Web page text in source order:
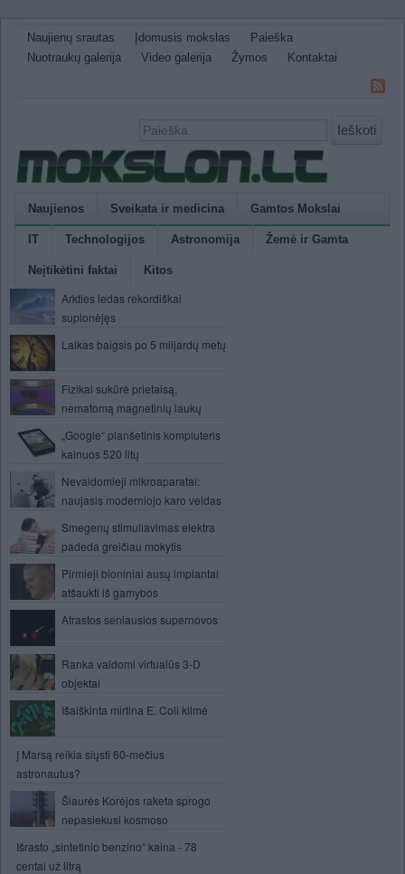
Naujienų srautas Įdomusis mokslas
Paieška
Nuotraukų galerija
Video galerija Žymos Kontaktai
Ieškoti
Naujienos Sveikata ir medicina Gamtos Mokslai
IT Technologijos Astronomija Žemė ir Gamta
Neįtikėtini faktai Kitos
Arkties ledas rekordiškai
suplonėjęs
Laikas baigsis po 5 miljardų metų
Fizikai sukūrė prietaisą,
nematomą magnetinių laukų
„Google“ planšetinis kompiuteris
kainuos 520 litų
Nevaldomieji mikroaparatai:
naujasis moderniojo karo veidas
Smegenų stimuliavimas elektra
padeda greičiau mokytis
Pirmieji bioniniai ausų implantai
atšaukti iš gamybos
Atrastos seniausios supernovos
Ranka valdomi virtualūs 3-D
objektai
Išaiškinta mirtina E. Coli kilmė
Į Marsą reikia siųsti 60-mečius
astronautus?
Šiaurės Korėjos raketa sprogo
nepasiekusi kosmoso
Išrasto „sintetinio benzino“ kaina - 78
centai už litrą